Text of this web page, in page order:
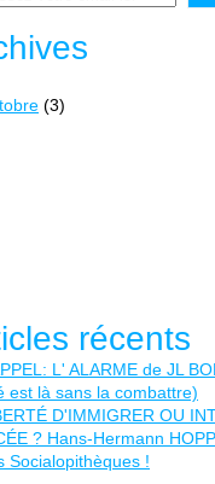
(3)
récents